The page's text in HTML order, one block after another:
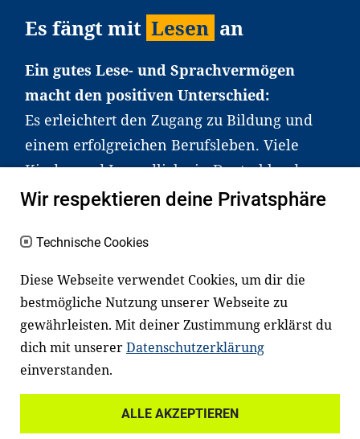
Es fängt mit Lesen an
Ein gutes Lese- und Sprachvermögen
macht den positiven Unterschied:
Es erleichtert den Zugang zu Bildung und
einem erfolgreichen Berufsleben. Viele
Kinder und Jugendliche in Deutschland
haben aber große Schwierigkeiten dabei.
an Familien sowie an Erzieher*innen,
Lehrer*innen und andere
Fachexpert*innen. Dafür arbeiten wir eng
mit Ministerien, wissenschaftlichen
Einrichtungen, Verbänden, Unternehmen
und anderen Stiftungen zusammen.
Wir respektieren deine Privatsphäre
Technische Cookies
Diese Webseite verwendet Cookies, um dir die
bestmögliche Nutzung unserer Webseite zu
gewährleisten. Mit deiner Zustimmung erklärst du
dich mit unsererDatenschutzerklärung
einverstanden.
ALLE AKZEPTIEREN